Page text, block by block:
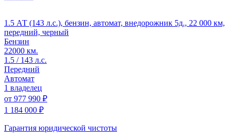
1.5 АТ (143 л.с.), бензин, автомат, внедорожник 5д., 22 000 км,
передний, черный
Бензин
22000 км.
1.5 / 143 л.с.
Передний
Автомат
1 владелец
от 977 990 ₽
1 184 000 ₽
Гарантия юридической чистоты